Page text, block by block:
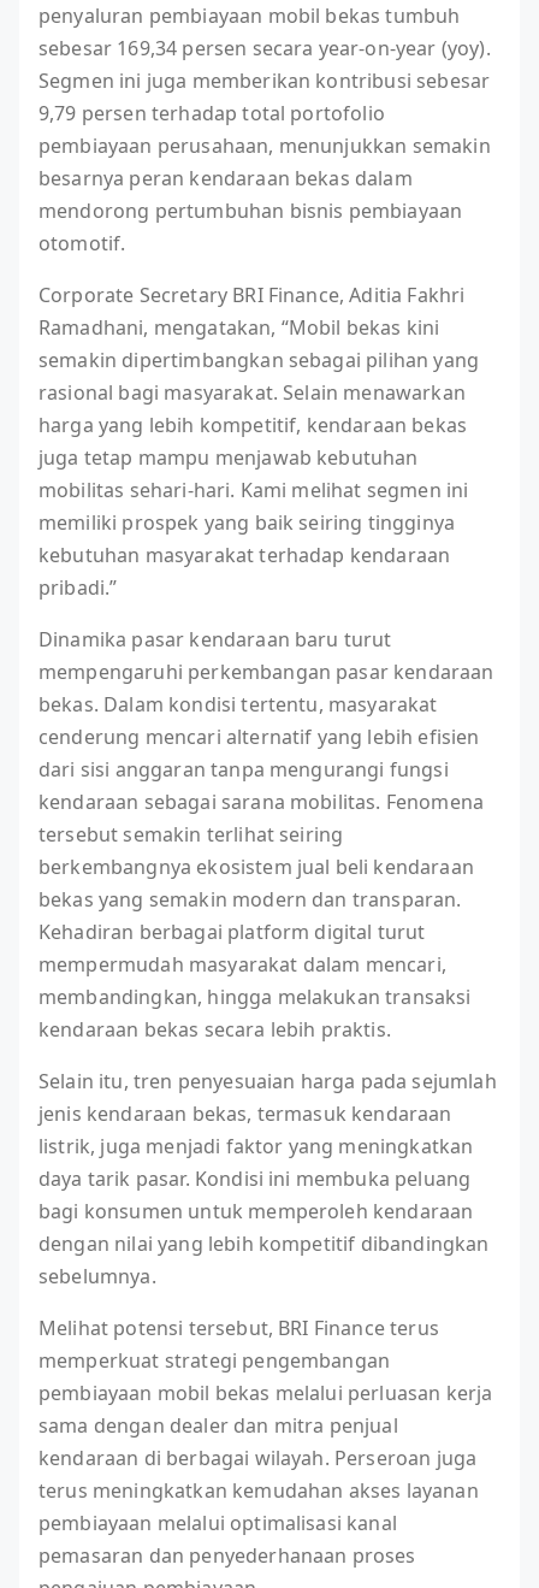
penyaluran pembiayaan mobil bekas tumbuh
sebesar 169,34 persen secara year-on-year (yoy).
Segmen ini juga memberikan kontribusi sebesar
9,79 persen terhadap total portofolio
pembiayaan perusahaan, menunjukkan semakin
besarnya peran kendaraan bekas dalam
mendorong pertumbuhan bisnis pembiayaan
otomotif.
Corporate Secretary BRI Finance, Aditia Fakhri
Ramadhani, mengatakan, “Mobil bekas kini
semakin dipertimbangkan sebagai pilihan yang
rasional bagi masyarakat. Selain menawarkan
harga yang lebih kompetitif, kendaraan bekas
juga tetap mampu menjawab kebutuhan
mobilitas sehari-hari. Kami melihat segmen ini
memiliki prospek yang baik seiring tingginya
kebutuhan masyarakat terhadap kendaraan
pribadi.”
Dinamika pasar kendaraan baru turut
mempengaruhi perkembangan pasar kendaraan
bekas. Dalam kondisi tertentu, masyarakat
cenderung mencari alternatif yang lebih efisien
dari sisi anggaran tanpa mengurangi fungsi
kendaraan sebagai sarana mobilitas. Fenomena
tersebut semakin terlihat seiring
berkembangnya ekosistem jual beli kendaraan
bekas yang semakin modern dan transparan.
Kehadiran berbagai platform digital turut
mempermudah masyarakat dalam mencari,
membandingkan, hingga melakukan transaksi
kendaraan bekas secara lebih praktis.
Selain itu, tren penyesuaian harga pada sejumlah
jenis kendaraan bekas, termasuk kendaraan
listrik, juga menjadi faktor yang meningkatkan
daya tarik pasar. Kondisi ini membuka peluang
bagi konsumen untuk memperoleh kendaraan
dengan nilai yang lebih kompetitif dibandingkan
sebelumnya.
Melihat potensi tersebut, BRI Finance terus
memperkuat strategi pengembangan
pembiayaan mobil bekas melalui perluasan kerja
sama dengan dealer dan mitra penjual
kendaraan di berbagai wilayah. Perseroan juga
terus meningkatkan kemudahan akses layanan
pembiayaan melalui optimalisasi kanal
pemasaran dan penyederhanaan proses